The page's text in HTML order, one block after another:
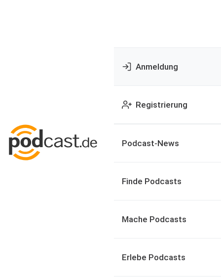
Anmeldung
Registrierung
Podcast-News
Finde Podcasts
Mache Podcasts
Erlebe Podcasts